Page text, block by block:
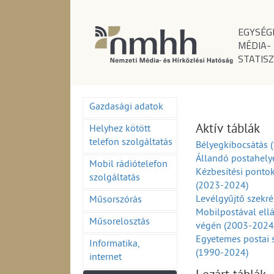
MÉDIA-
Gazdasági adatok
Helyhez kötött
telefon szolgáltatás
Mobil rádiótelefon
szolgáltatás
Műsorszórás
Műsorelosztás
Informatika,
internet
Aktív táblák
Bélyegkibocsátás
Állandó
Kézbesítési
(2023-2024)
Levélgyűjtő
Mobilpostával
végén (2003-
Egyetemes
(1990-2024)
Egyetemes postai